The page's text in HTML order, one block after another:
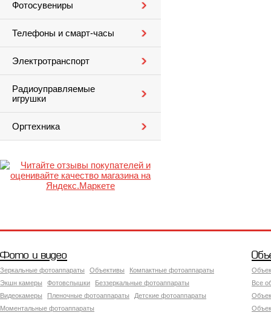
Фотосувениры
Телефоны и смарт-часы
Электротранспорт
Радиоуправляемые
игрушки
Оргтехника
Фото и видео
Зеркальные фотоаппараты Объективы
Компактные фотоаппараты
Экшн камеры
Фотовспышки
Беззеркальные фотоаппараты
Видеокамеры
Пленочные фотоаппараты
Детские фотоаппараты
Моментальные фотоаппараты
Все